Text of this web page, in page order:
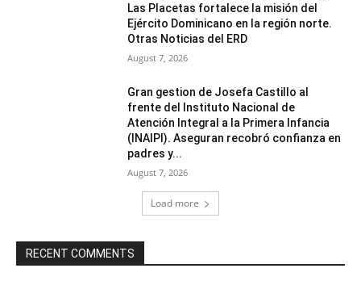
Las Placetas fortalece la misión del
Ejército Dominicano en la región norte.
Otras Noticias del ERD
August 7, 2026
Gran gestion de Josefa Castillo al
frente del Instituto Nacional de
Atención Integral a la Primera Infancia
(INAIPI). Aseguran recobró confianza en
padres y...
August 7, 2026
Load more
RECENT COMMENTS